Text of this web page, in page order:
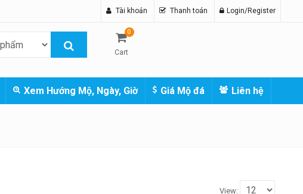
Tài khoản Thanh toán Login/Register
0
Cart
Xem Hướng Mộ, Ngày, Giờ Giá Mộ đá Liên hệ
View: